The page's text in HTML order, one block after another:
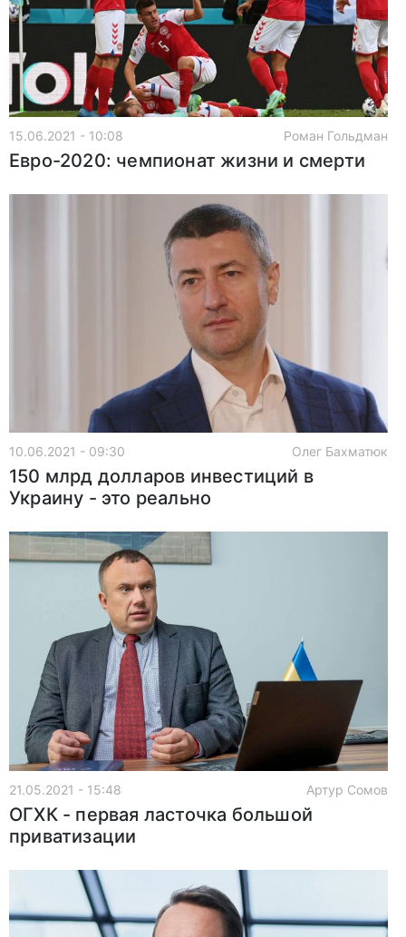
15.06.2021 - 10:08 Роман Гольдман
Евро-2020: чемпионат жизни и смерти
10.06.2021 - 09:30 Олег Бахматюк
150 млрд долларов инвестиций в
Украину - это реально
21.05.2021 - 15:48 Артур Сомов
ОГХК - первая ласточка большой
приватизации